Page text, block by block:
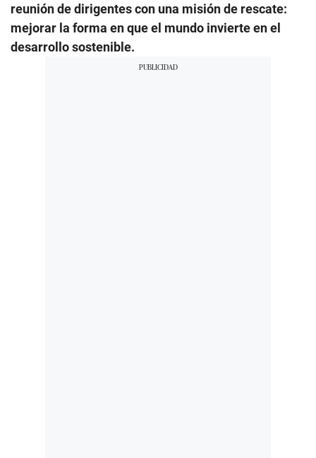
reunión de dirigentes con una misión de rescate:
mejorar la forma en que el mundo invierte en el
desarrollo sostenible.